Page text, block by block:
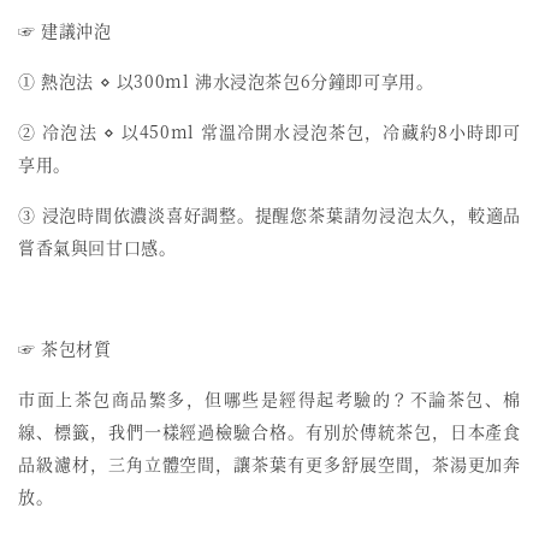
☞ 建議沖泡
① 熱泡法 ⋄ 以300ml 沸水浸泡茶包6分鐘即可享用。
② 冷泡法 ⋄ 以450ml 常溫冷開水浸泡茶包，冷藏約8小時即可
享用。
③ 浸泡時間依濃淡喜好調整。提醒您茶葉請勿浸泡太久，較適品
嘗香氣與回甘口感。
☞ 茶包材質
市面上茶包商品繁多，但哪些是經得起考驗的？不論茶包、棉
線、標籤，我們一樣經過檢驗合格。有別於傳統茶包，日本產食
品級濾材，三角立體空間，讓茶葉有更多舒展空間，茶湯更加奔
放。